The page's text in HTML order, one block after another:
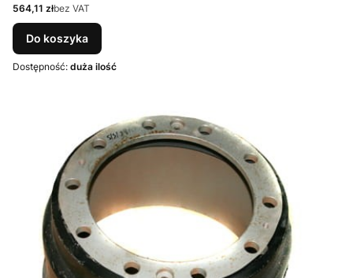
Cena
564,11 złbez VAT
Do koszyka
Dostępność: duża ilość